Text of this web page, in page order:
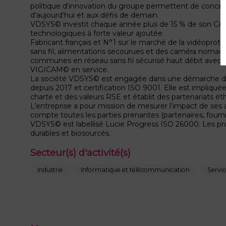
politique d’innovation du groupe permettent de
d’aujourd’hui et aux défis de demain.
VDSYS© investit chaque année plus de 15 % de son
technologiques à forte valeur ajoutée.
Fabricant français et N°1 sur le marché de la
sans fil, alimentations secourues et des caméra
communes en réseau sans fil sécurisé haut débit
VIGICAM© en service.
La société VDSYS© est engagée dans une démarche
depuis 2017 et certification ISO 9001. Elle est
charte et des valeurs RSE et établit des partenariats
L’entreprise a pour mission de mesurer l’impact de
compte toutes les parties prenantes (partenaires,
VDSYS© est labellisé Lucie Progress ISO 26000. Les
durables et biosourcés.
Secteur(s) d'activité(s)
Industrie Informatique et télécommunication